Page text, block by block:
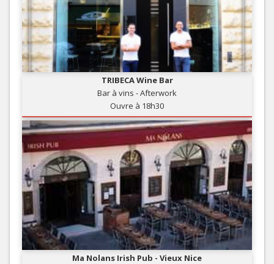
TRIBECA Wine Bar
Bar à vins - Afterwork
Ouvre à 18h30
Ma Nolans Irish Pub - Vieux Nice